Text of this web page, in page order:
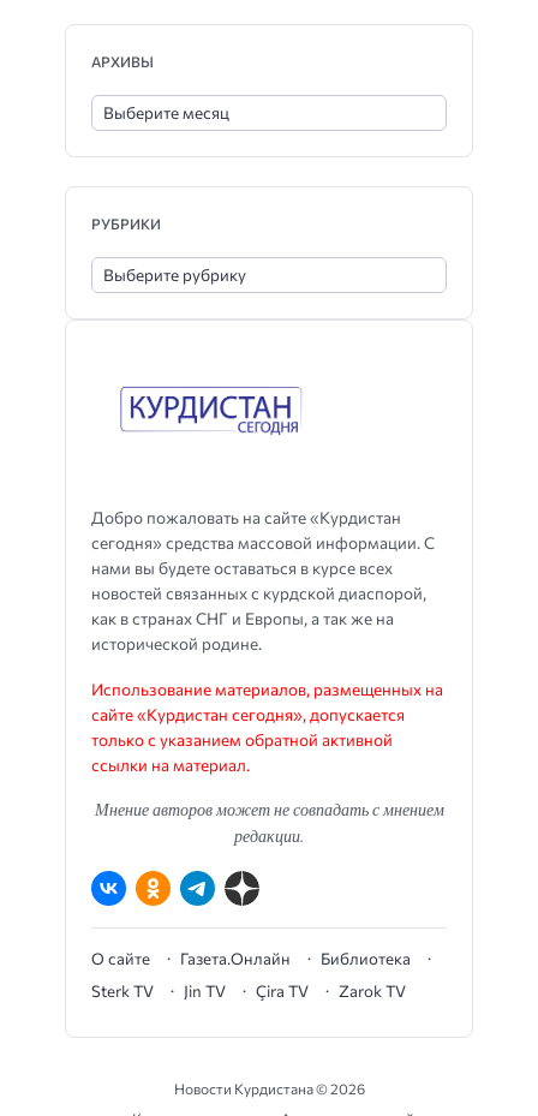
Добро пожаловать на сайте «Курдистан
сегодня» средства массовой информации. С
нами вы будете оставаться в курсе всех
новостей связанных с курдской диаспорой,
как в странах СНГ и Европы, а так же на
исторической родине.
Использование материалов, размещенных на
сайте «Курдистан сегодня», допускается
только с указанием обратной активной
ссылки на материал.
Мнение авторов может не совпадать с мнением
редакции.
О сайте Газета.Онлайн
Библиотека
Sterk TV
Jin TV Çira TV Zarok TV
АРХИВЫ
РУБРИКИ
Новости Курдистана ©2026